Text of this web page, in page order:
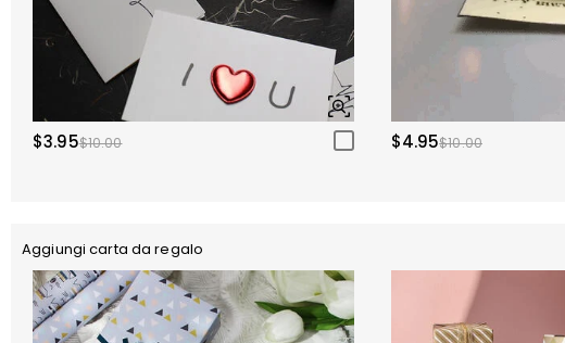
$3.95$10.00 $4.95$10.00
Aggiungi carta da regalo